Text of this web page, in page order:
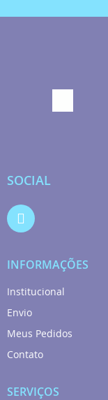
SOCIAL
INFORMAÇÕES
Institucional
Envio
Meus Pedidos
Contato
SERVIÇOS